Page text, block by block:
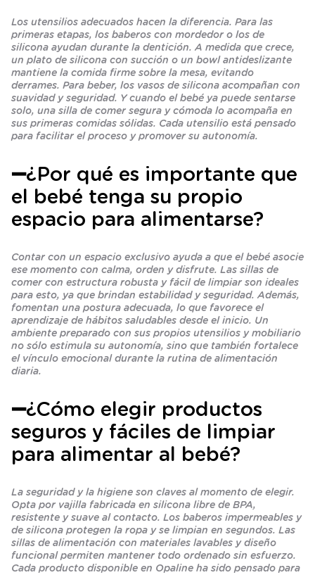
Los utensilios adecuados hacen la diferencia. Para las
primeras etapas, los baberos con mordedor o los de
silicona ayudan durante la dentición. A medida que crece,
un plato de silicona con succión o un bowl antideslizante
mantiene la comida firme sobre la mesa, evitando
derrames. Para beber, los vasos de silicona acompañan con
suavidad y seguridad. Y cuando el bebé ya puede sentarse
solo, una silla de comer segura y cómoda lo acompaña en
sus primeras comidas sólidas. Cada utensilio está pensado
para facilitar el proceso y promover su autonomía.
➖¿Por qué es importante que
el bebé tenga su propio
espacio para alimentarse?
Contar con un espacio exclusivo ayuda a que el bebé asocie
ese momento con calma, orden y disfrute. Las sillas de
comer con estructura robusta y fácil de limpiar son ideales
para esto, ya que brindan estabilidad y seguridad. Además,
fomentan una postura adecuada, lo que favorece el
aprendizaje de hábitos saludables desde el inicio. Un
ambiente preparado con sus propios utensilios y mobiliario
no sólo estimula su autonomía, sino que también fortalece
el vínculo emocional durante la rutina de alimentación
diaria.
➖¿Cómo elegir productos
seguros y fáciles de limpiar
para alimentar al bebé?
La seguridad y la higiene son claves al momento de elegir.
Opta por vajilla fabricada en silicona libre de BPA,
resistente y suave al contacto. Los baberos impermeables y
de silicona protegen la ropa y se limpian en segundos. Las
sillas de alimentación con materiales lavables y diseño
funcional permiten mantener todo ordenado sin esfuerzo.
Cada producto disponible en Opaline ha sido pensado para